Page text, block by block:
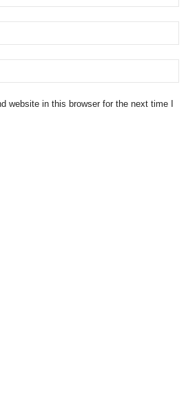
website in this browser for the next time I